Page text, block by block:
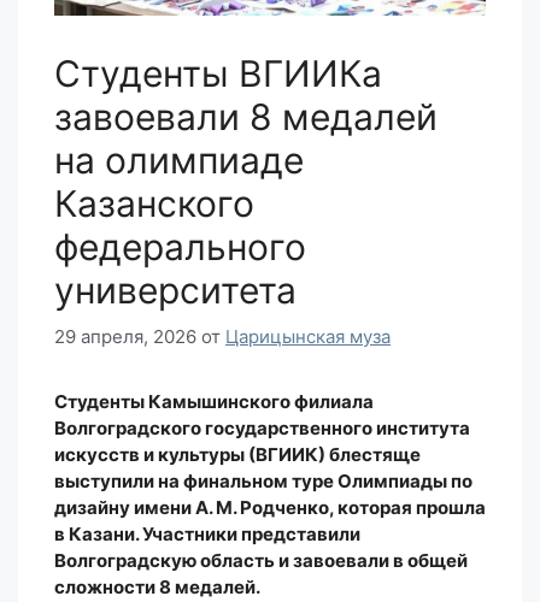
Студенты ВГИИКа
завоевали 8 медалей
на олимпиаде
Казанского
федерального
университета
29 апреля, 2026 от Царицынская муза
Студенты Камышинского филиала
Волгоградского государственного института
искусств и культуры (ВГИИК) блестяще
выступили на финальном туре Олимпиады по
дизайну имени А. М. Родченко, которая прошла
в Казани. Участники представили
Волгоградскую область и завоевали в общей
сложности 8 медалей.